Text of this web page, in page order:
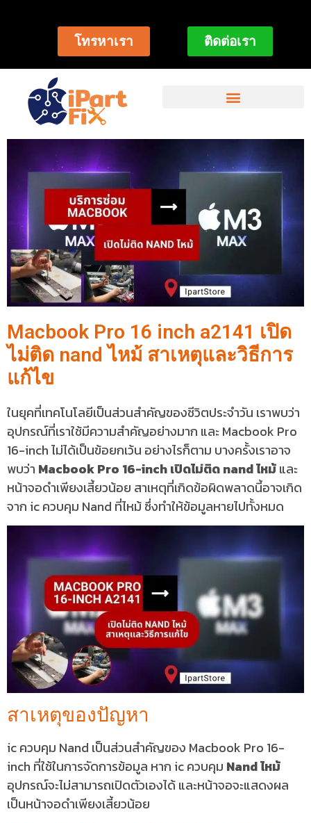
โทรหาเรา ติดต่อเรา
Macbook Pro 16 inch a2141 เปิด
ไม่ติด nand ไหม้ สาเหตุและวิธีการ
แก้ไข
ในยุคที่เทคโนโลยีเป็นส่วนสำคัญของชีวิตประจำวัน เราพบว่า
อุปกรณ์ที่เราใช้มีความสำคัญอย่างมาก และ Macbook Pro
16-inch ไม่ได้เป็นข้อยกเว้น อย่างไรก็ตาม บางครั้งเราอาจ
พบว่า Macbook Pro 16-inch เปิดไม่ติด nand ไหม้และ
หน้าจอดำเพียงเสี้ยวน้อย สาเหตุที่เกิดข้อผิดพลาดนี้อาจเกิด
จาก ic ควบคุม Nand ที่ไหม้ ซึ่งทำให้ข้อมูลหายไปทั้งหมด
สาเหตุของปัญหา
ic ควบคุม Nand เป็นส่วนสำคัญของ Macbook Pro 16-
inch ที่ใช้ในการจัดการข้อมูล หาก ic ควบคุม Nand ไหม้
อุปกรณ์จะไม่สามารถเปิดตัวเองได้ และหน้าจอจะแสดงผล
เป็นหน้าจอดำเพียงเสี้ยวน้อย